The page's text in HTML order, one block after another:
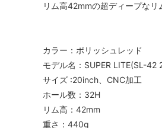
リム高42mmの超ディープなリ
カラー：ポリッシュレッド
モデル名：SUPER LITE(SL-
サイズ :20inch、CNC加工
ホール数：32H
リム高：42mm
重さ：440g